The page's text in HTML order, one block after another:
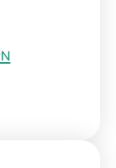
mexicansk